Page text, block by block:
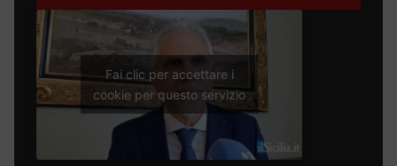
Fai clic per accettare i
cookie per questo servizio